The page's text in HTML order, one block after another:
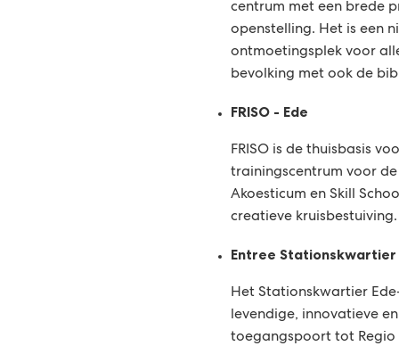
centrum met een brede
openstelling. Het is een
ontmoetingsplek voor
bevolking met ook de
FRISO - Ede
FRISO is de thuisbasis
trainingscentrum voor
Akoesticum en Skill
creatieve kruisbestuiving.
Entree
Het Stationskwartier
levendige, innovatieve
toegangspoort tot Regio